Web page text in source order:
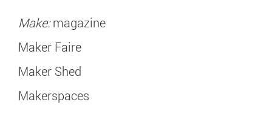
Make:magazine
Maker Faire
Maker Shed
Makerspaces